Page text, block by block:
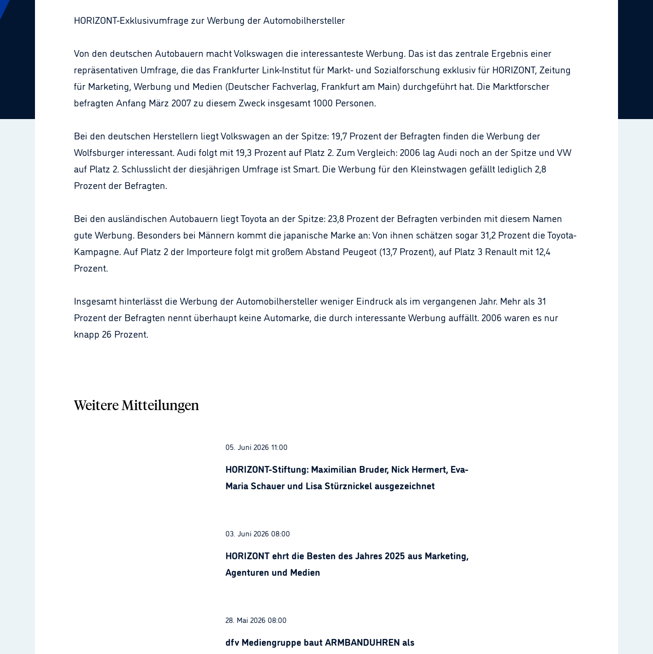
HORIZONT-Exklusivumfrage zur Werbung der Automobilhersteller
Von den deutschen Autobauern macht Volkswagen die interessanteste Werbung. Das ist das zentrale Ergebnis einer
repräsentativen Umfrage, die das Frankfurter Link-Institut für Markt- und Sozialforschung exklusiv für HORIZONT, Zeitung
für Marketing, Werbung und Medien (Deutscher Fachverlag, Frankfurt am Main) durchgeführt hat. Die Marktforscher
befragten Anfang März 2007 zu diesem Zweck insgesamt 1000 Personen.
Bei den deutschen Herstellern liegt Volkswagen an der Spitze: 19,7 Prozent der Befragten finden die Werbung der
Wolfsburger interessant. Audi folgt mit 19,3 Prozent auf Platz 2. Zum Vergleich: 2006 lag Audi noch an der Spitze und VW
auf Platz 2. Schlusslicht der diesjährigen Umfrage ist Smart. Die Werbung für den Kleinstwagen gefällt lediglich 2,8
Prozent der Befragten.
Bei den ausländischen Autobauern liegt Toyota an der Spitze: 23,8 Prozent der Befragten verbinden mit diesem Namen
gute Werbung. Besonders bei Männern kommt die japanische Marke an: Von ihnen schätzen sogar 31,2 Prozent die Toyota-
Kampagne. Auf Platz 2 der Importeure folgt mit großem Abstand Peugeot (13,7 Prozent), auf Platz 3 Renault mit 12,4
Prozent.
Insgesamt hinterlässt die Werbung der Automobilhersteller weniger Eindruck als im vergangenen Jahr. Mehr als 31
Prozent der Befragten nennt überhaupt keine Automarke, die durch interessante Werbung auffällt. 2006 waren es nur
knapp 26 Prozent.
Weitere Mitteilungen
05. Juni 2026 11:00
HORIZONT-Stiftung: Maximilian Bruder, Nick Hermert, Eva-
Maria Schauer und Lisa Stürznickel ausgezeichnet
03. Juni 2026 08:00
HORIZONT ehrt die Besten des Jahres 2025 aus Marketing,
Agenturen und Medien
28. Mai 2026 08:00
dfv Mediengruppe baut ARMBANDUHREN als